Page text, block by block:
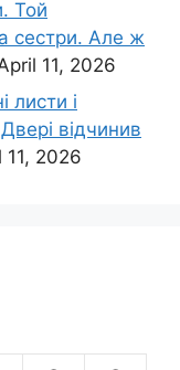
Той
сестри. Але ж
11, 2026
листи і
відчинив
11, 2026